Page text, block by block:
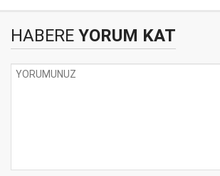
HABERE YORUM KAT